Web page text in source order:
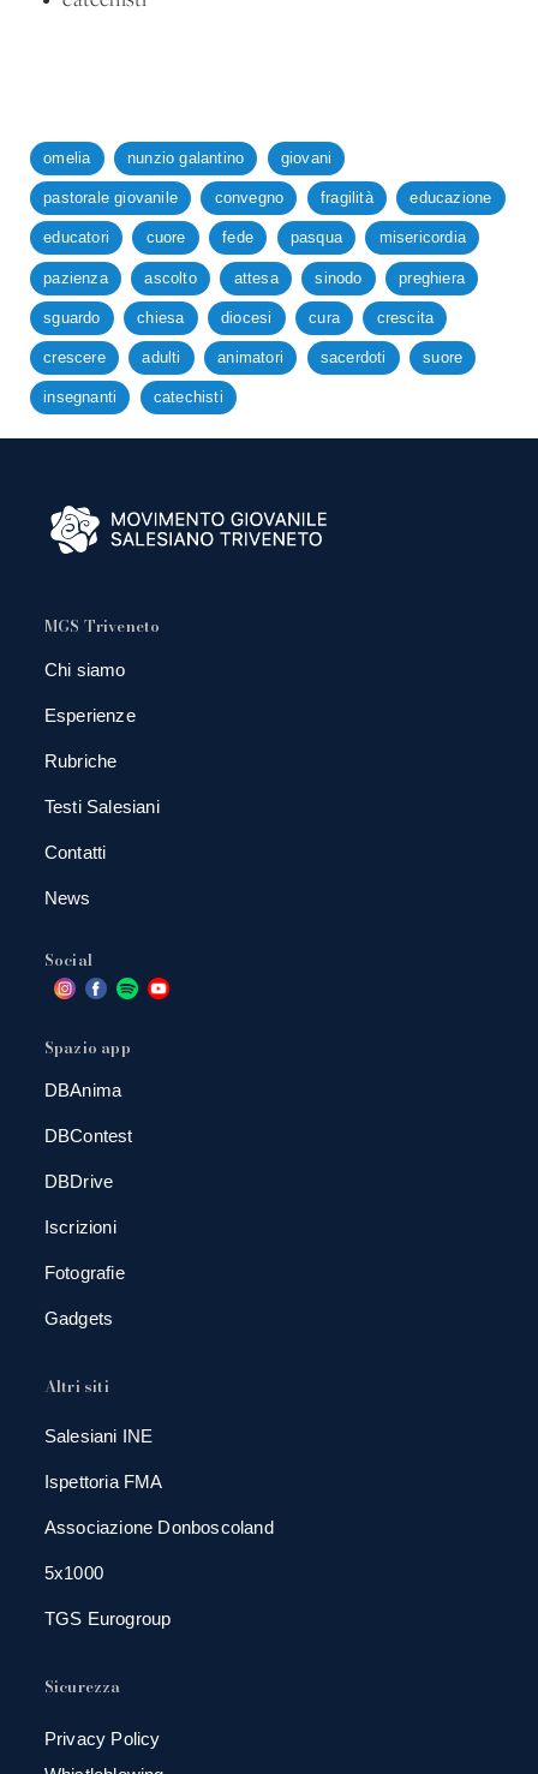
omelia nunzio galantino giovani
pastorale giovanile convegno fragilità educazione
educatori cuore fede pasqua misericordia
pazienza ascolto attesa sinodo preghiera
sguardo chiesa diocesi cura crescita
crescere adulti animatori sacerdoti suore
insegnanti catechisti
MGS Triveneto
Chi siamo
Esperienze
Rubriche
Testi Salesiani
Contatti
News
Social
Spazio app
DBAnima
DBContest
DBDrive
Iscrizioni
Fotografie
Gadgets
Altri siti
Salesiani INE
Ispettoria FMA
Associazione Donboscoland
5x1000
TGS Eurogroup
Sicurezza
Privacy Policy